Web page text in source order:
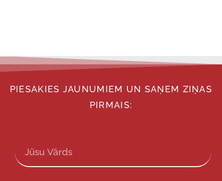
PIESAKIES JAUNUMIEM UN SAŅEM ZIŅAS
PIRMAIS: